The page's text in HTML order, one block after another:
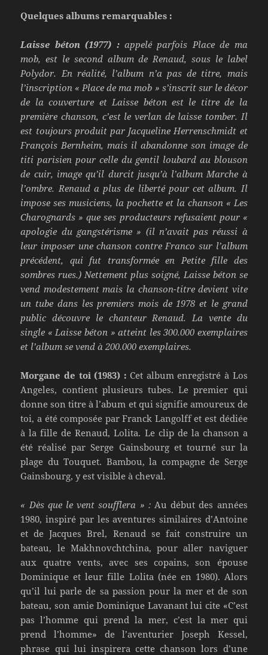
Quelques albums remarquables :
Laisse béton (1977) :appelé parfois Place de ma
mob, est le second album de Renaud, sous le label
Polydor. En réalité, l’album n’a pas de titre, mais
l’inscription « Place de ma mob » s’inscrit sur le décor
de la couverture et Laisse béton est le titre de la
première chanson, c’est le verlan de laisse tomber. Il
est toujours produit par Jacqueline Herrenschmidt et
François Bernheim, mais il abandonne son image de
titi parisien pour celle du gentil loubard au blouson
de cuir, image qu’il durcit jusqu’à l’album Marche à
l’ombre. Renaud a plus de liberté pour cet album. Il
impose ses musiciens, la pochette et la chanson « Les
Charognards » que ses producteurs refusaient pour «
apologie du gangstérisme » (il n’avait pas réussi à
leur imposer une chanson contre Franco sur l’album
précédent, qui fut transformée en Petite fille des
sombres rues.) Nettement plus soigné, Laisse béton se
vend modestement mais la chanson-titre devient vite
un tube dans les premiers mois de 1978 et le grand
public découvre le chanteur Renaud. La vente du
single « Laisse béton » atteint les 300.000 exemplaires
et l’album se vend à 200.000 exemplaires.
Morgane de toi (1983) : Cet album enregistré à Los
Angeles, contient plusieurs tubes. Le premier qui
donne son titre à l’abum et qui signifie amoureux de
toi, a été composée par Franck Langolff et est dédiée
à la fille de Renaud, Lolita. Le clip de la chanson a
été réalisé par Serge Gainsbourg et tourné sur la
plage du Touquet. Bambou, la compagne de Serge
Gainsbourg, y est visible à cheval.
« Dès que le vent soufflera » :Au début des années
1980, inspiré par les aventures similaires d’Antoine
et de Jacques Brel, Renaud se fait construire un
bateau, le Makhnovchtchina, pour aller naviguer
aux quatre vents, avec ses copains, son épouse
Dominique et leur fille Lolita (née en 1980). Alors
qu’il lui parle de sa passion pour la mer et de son
bateau, son amie Dominique Lavanant lui cite «C’est
pas l’homme qui prend la mer, c’est la mer qui
prend l’homme» de l’aventurier Joseph Kessel,
phrase qui lui inspirera cette chanson lors d’une